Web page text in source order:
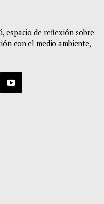
espacio de reflexión sobre
con el medio ambiente,